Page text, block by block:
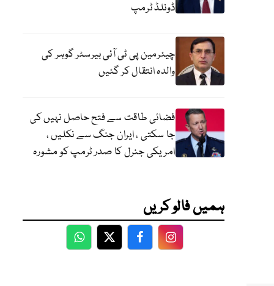
ڈونلڈ ٹرمپ
چیئرمین پی ٹی آئی بیرسٹر گوہر کی
والدہ انتقال کر گئیں
فضائی طاقت سے فتح حاصل نہیں کی
جا سکتی ، ایران جنگ سے نکلیں ،
امریکی جنرل کا صدر ٹرمپ کو مشورہ
ہمیں فالو کریں
WhatsApp
TwitterFacebookFacebook